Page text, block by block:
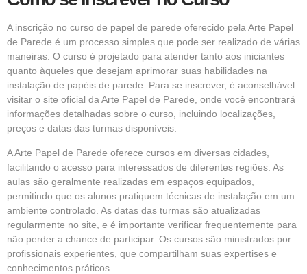
A inscrição no curso de papel de parede oferecido pela Arte Papel
de Parede é um processo simples que pode ser realizado de várias
maneiras. O curso é projetado para atender tanto aos iniciantes
quanto àqueles que desejam aprimorar suas habilidades na
instalação de papéis de parede. Para se inscrever, é aconselhável
visitar o site oficial da Arte Papel de Parede, onde você encontrará
informações detalhadas sobre o curso, incluindo localizações,
preços e datas das turmas disponíveis.
A Arte Papel de Parede oferece cursos em diversas cidades,
facilitando o acesso para interessados de diferentes regiões. As
aulas são geralmente realizadas em espaços equipados,
permitindo que os alunos pratiquem técnicas de instalação em um
ambiente controlado. As datas das turmas são atualizadas
regularmente no site, e é importante verificar frequentemente para
não perder a chance de participar. Os cursos são ministrados por
profissionais experientes, que compartilham suas expertises e
conhecimentos práticos.